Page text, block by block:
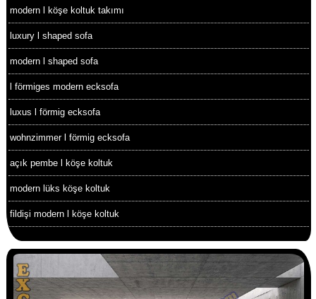
modern l köşe koltuk takımı
luxury l shaped sofa
modern l shaped sofa
l förmiges modern ecksofa
luxus l förmig ecksofa
wohnzimmer l förmig ecksofa
açık pembe l köşe koltuk
modern lüks köşe koltuk
fildişi modern l köşe koltuk